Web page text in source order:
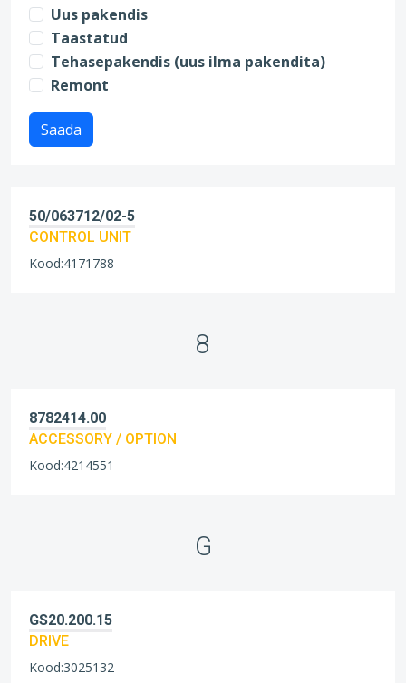
Uus pakendis
Taastatud
Tehasepakendis (uus ilma pakendita)
Remont
Saada
50/063712/02-5
CONTROL UNIT
Kood:4171788
8
8782414.00
ACCESSORY / OPTION
Kood:4214551
G
GS20.200.15
DRIVE
Kood:3025132